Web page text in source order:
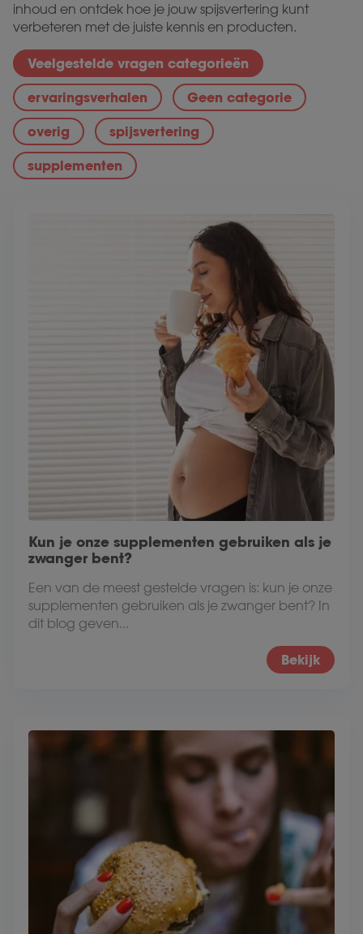
inhoud en ontdek hoe je jouw spijsvertering kunt
verbeteren met de juiste kennis en producten.
Veelgestelde vragen categorieën
ervaringsverhalen Geen categorie
overig spijsvertering
supplementen
Kun je onze supplementen gebruiken als je
zwanger bent?
Een van de meest gestelde vragen is: kun je onze
supplementen gebruiken als je zwanger bent? In
dit blog geven...
Bekijk